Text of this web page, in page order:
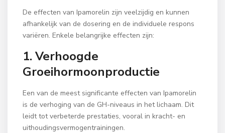
De effecten van Ipamorelin zijn veelzijdig en kunnen
afhankelijk van de dosering en de individuele respons
variëren. Enkele belangrijke effecten zijn:
1. Verhoogde
Groeihormoonproductie
Een van de meest significante effecten van Ipamorelin
is de verhoging van de GH-niveaus in het lichaam. Dit
leidt tot verbeterde prestaties, vooral in kracht- en
uithoudingsvermogentrainingen.